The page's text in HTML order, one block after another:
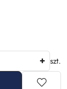
szt.